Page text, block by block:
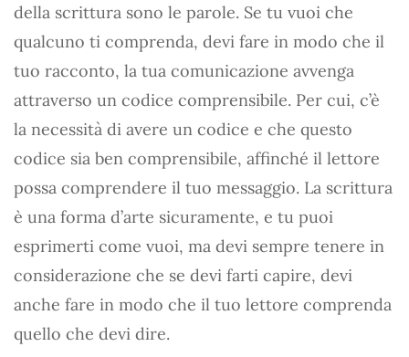
della scrittura sono le parole. Se tu vuoi che
qualcuno ti comprenda, devi fare in modo che il
tuo racconto, la tua comunicazione avvenga
attraverso un codice comprensibile. Per cui, c’è
la necessità di avere un codice e che questo
codice sia ben comprensibile, affinché il lettore
possa comprendere il tuo messaggio. La scrittura
è una forma d’arte sicuramente, e tu puoi
esprimerti come vuoi, ma devi sempre tenere in
considerazione che se devi farti capire, devi
anche fare in modo che il tuo lettore comprenda
quello che devi dire.